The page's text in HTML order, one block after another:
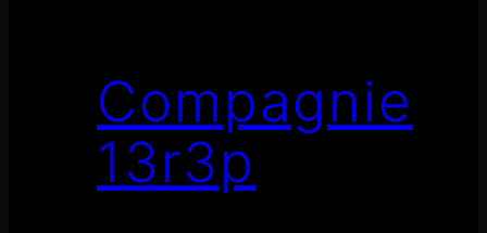
Compagnie
13r3p